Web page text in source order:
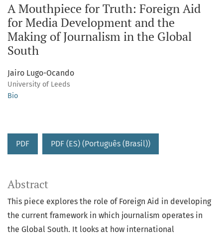
A Mouthpiece for Truth: Foreign Aid
for Media Development and the
Making of Journalism in the Global
South
Jairo Lugo-Ocando
University of Leeds
Bio
PDF PDF (ES) (Português (Brasil))
Abstract
This piece explores the role of Foreign Aid in developing
the current framework in which journalism operates in
the Global South. It looks at how international